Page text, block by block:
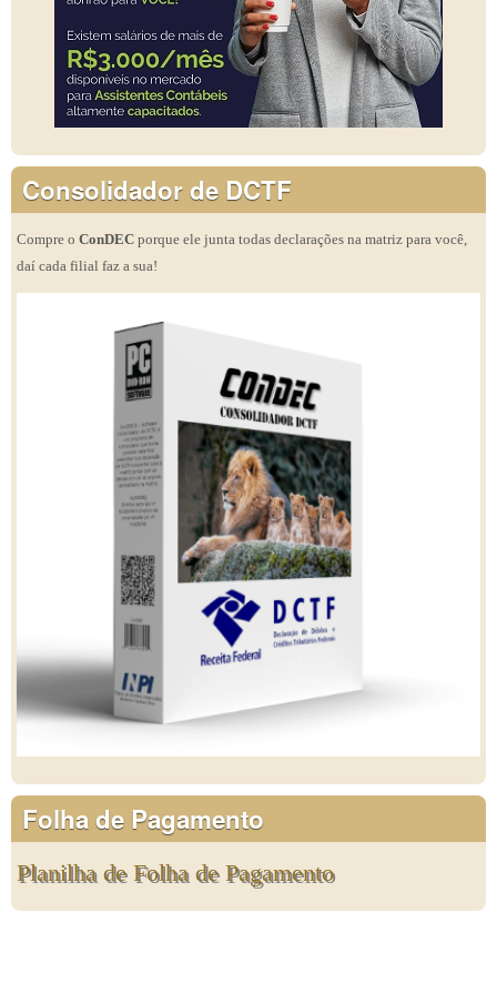
Consolidador de DCTF
Compre o ConDEC porque ele junta todas declarações na matriz para você,
daí cada filial faz a sua!
Folha de Pagamento
Planilha de Folha de Pagamento